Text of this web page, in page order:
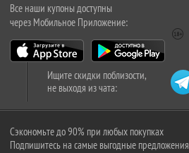
Все наши купоны доступны
через Мобильное Приложение:
Ищите скидки поблизости,
не выходя из чата:
Сэкономьте до 90% при любых покупках
Подпишитесь на самые выгодные предложения